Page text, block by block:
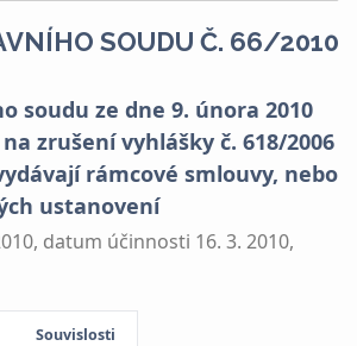
SOUDU Č. 66/2010
soudu ze dne 9. února 2010
zrušení vyhlášky č. 618/2006
rámcové smlouvy, nebo
ustanovení
datum účinnosti 16. 3. 2010,
Souvislosti